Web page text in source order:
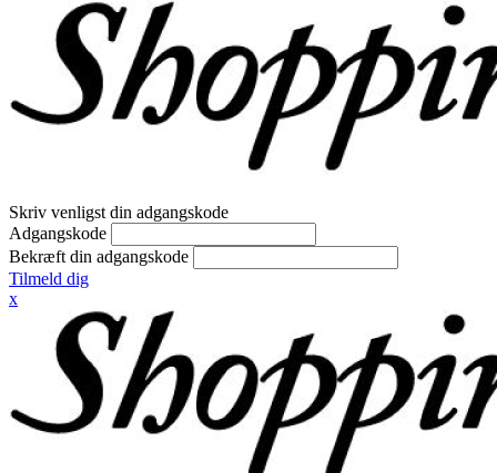
Skriv venligst din adgangskode
Adgangskode
Bekræft din adgangskode
Tilmeld dig
x